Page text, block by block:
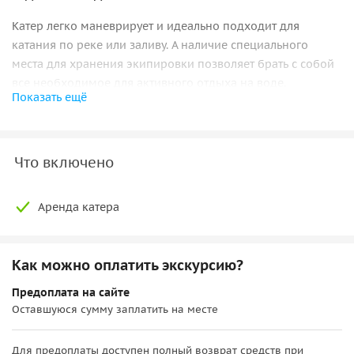
Катер легко маневрирует и идеально подходит для
катания по реке или заливу. А наличие специального
места для хранения экипировки позволяет брать с собой
друзей. Сделайте свой отдых на воде незабываемым!
На борту:
• пледы
• бокалы
• музыка
Показать ещё
Что включено
Аренда катера
Как можно оплатить экскурсию?
Предоплата на сайте
Оставшуюся сумму заплатить на месте
Для предоплаты доступен полный возврат средств при